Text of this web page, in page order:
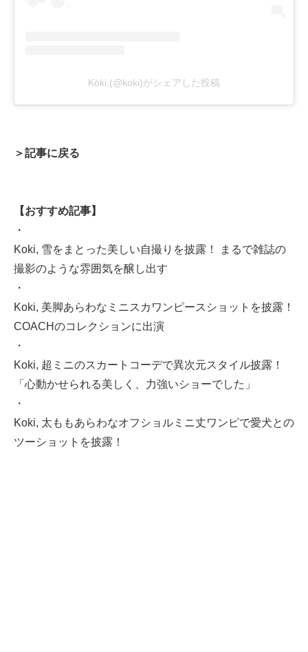
Kōki,(@koki)がシェアした投稿
＞記事に戻る
【おすすめ記事】
・
Koki, 雪をまとった美しい自撮りを披露！ まるで雑誌の
撮影のような雰囲気を醸し出す
・
Koki, 美脚あらわなミニスカワンピースショットを披露！
COACHのコレクションに出演
・
Koki, 超ミニのスカートコーデで異次元スタイル披露！
「心動かせられる美しく、力強いショーでした」
・
Koki, 太ももあらわなオフショルミニ丈ワンピで愛犬との
ツーショットを披露！